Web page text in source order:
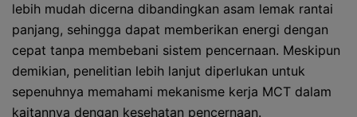
lebih mudah dicerna dibandingkan asam lemak rantai
panjang, sehingga dapat memberikan energi dengan
cepat tanpa membebani sistem pencernaan. Meskipun
demikian, penelitian lebih lanjut diperlukan untuk
sepenuhnya memahami mekanisme kerja MCT dalam
kaitannya dengan kesehatan pencernaan.